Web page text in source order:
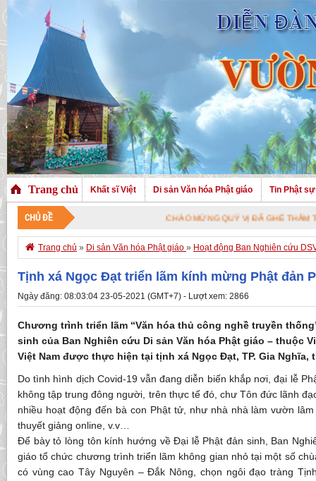
Trang chủ Khất sĩ Việt Di sản Văn hóa Phật giáo Tin Phật sự
CHỦ ĐỀ CHÀO MỪNG QUÝ VỊ ĐÃ GHÉ THĂM TRANG NHÀ.
 Trang chủ » Di sản Văn hóa Phật giáo » Hoạt động Ban Nghiên cứu
Tịnh xá Ngọc Đạt triển lãm kính mừng Phật đản
Ngày đăng: 08:03:04 23-05-2021 (GMT+7) - Lượt xem: 2866
Chương trình triển lãm “Văn hóa thủ công nghề truyền
sinh của Ban Nghiên cứu Di sản Văn hóa Phật giáo – thuộc
Việt Nam được thực hiện tại tịnh xá Ngọc Đạt, TP. Gia Nghĩa,
Do tình hình dịch Covid-19 vẫn đang diễn biến khắp nơi, đại lễ
không tập trung đông người, trên thực tế đó, chư Tôn đức lãnh
nhiều hoạt động đến bà con Phật tử, như nhà nhà làm vườn
thuyết giảng online, v.v…
Để bày tỏ lòng tôn kính hướng về Đại lễ Phật đản sinh, Ban
giáo tổ chức chương trình triển lãm không gian nhỏ tại một số
có vùng cao Tây Nguyên – Đắk Nông, chọn ngôi đạo tràng